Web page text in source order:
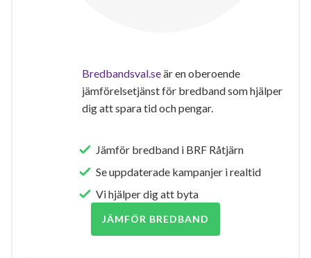
Bredbandsval.seär en oberoende
jämförelsetjänst för bredband som hjälper
dig att spara tid och pengar.
Jämför bredband i BRF Råtjärn
Se uppdaterade kampanjer i realtid
Vi hjälper dig att byta
JÄMFÖR BREDBAND